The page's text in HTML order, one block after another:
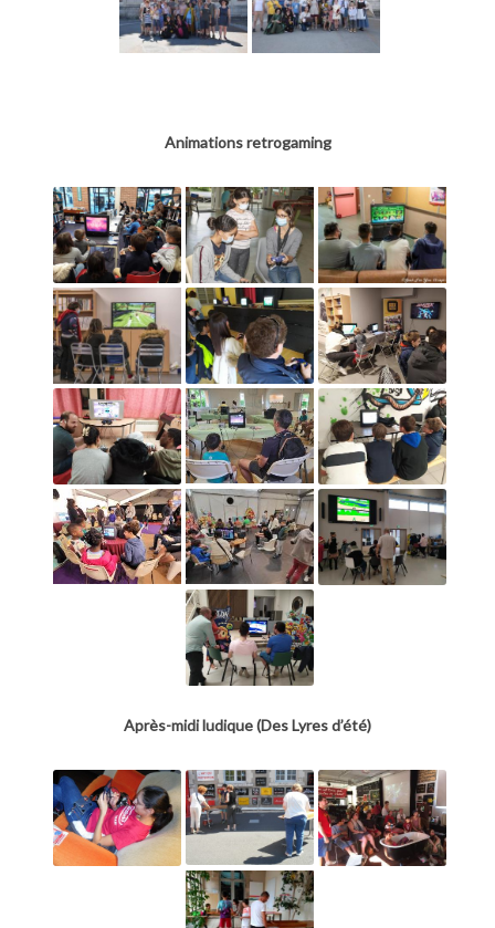
Animations retrogaming
Après-midi ludique (Des Lyres d’été)